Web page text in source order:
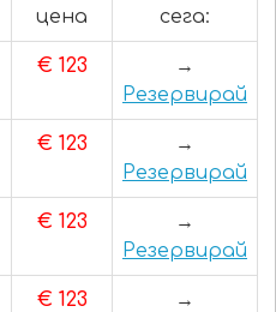
цена
сега:
€ 123
→
Резервирай
€ 123
→
Резервирай
€ 123
→
Резервирай
€ 123
→